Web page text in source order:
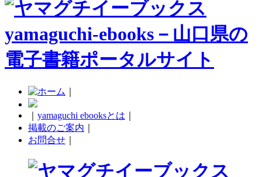
yamaguchi ebooksとは
掲載のご案内
お問合せ